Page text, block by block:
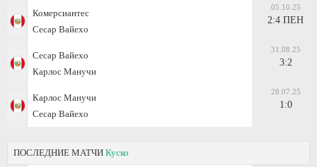
Комерсиантес
Сесар Вайехо
05.10.25
2:4 ПЕН
Сесар Вайехо
Карлос Манучи
31.08.25
3:2
Карлос Манучи
Сесар Вайехо
28.07.25
1:0
ПОСЛЕДНИЕ МАТЧИ Куско